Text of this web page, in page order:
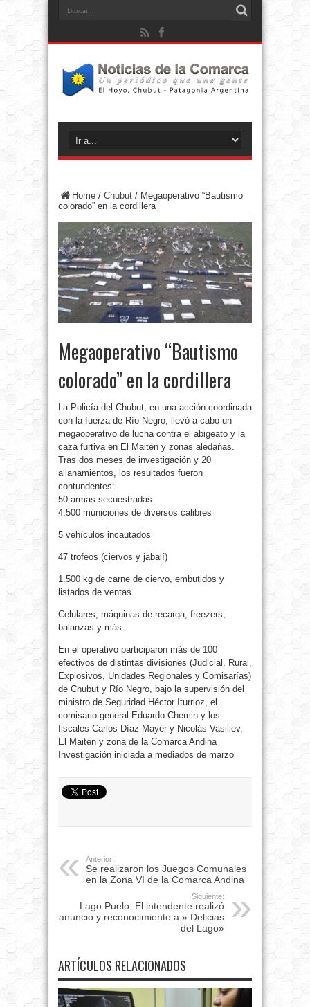
Home / Chubut / Megaoperativo “Bautismo
colorado” en la cordillera
Megaoperativo “Bautismo
colorado” en la cordillera
La Policía del Chubut, en una acción coordinada
con la fuerza de Río Negro, llevó a cabo un
megaoperativo de lucha contra el abigeato y la
caza furtiva en El Maitén y zonas aledañas.
Tras dos meses de investigación y 20
allanamientos, los resultados fueron
contundentes:
50 armas secuestradas
4.500 municiones de diversos calibres
5 vehículos incautados
47 trofeos (ciervos y jabalí)
1.500 kg de carne de ciervo, embutidos y
listados de ventas
Celulares, máquinas de recarga, freezers,
balanzas y más
En el operativo participaron más de 100
efectivos de distintas divisiones (Judicial, Rural,
Explosivos, Unidades Regionales y Comisarías)
de Chubut y Río Negro, bajo la supervisión del
ministro de Seguridad Héctor Iturrioz, el
comisario general Eduardo Chemin y los
fiscales Carlos Díaz Mayer y Nicolás Vasiliev.
El Maitén y zona de la Comarca Andina
Investigación iniciada a mediados de marzo
Anterior:
Se realizaron los Juegos Comunales
en la Zona VI de la Comarca Andina
Siguiente:
Lago Puelo: El intendente realizó
anuncio y reconocimiento a » Delicias
del Lago»
ARTÍCULOS RELACIONADOS